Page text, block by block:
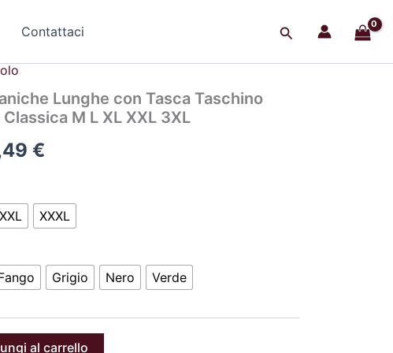
Contattaci Cerca
Lunghe con Tasca Taschino
M L XL XXL 3XL
€.
€
prezzo
28,49 €.
XXL XXXL
Grigio Nero Verde
al carrello